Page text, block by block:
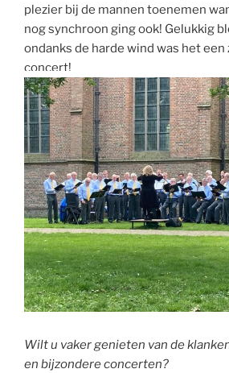
plezier bij de mannen toenemen
nog synchroon ging ook! Gelukkig
ondanks de harde wind was het
concert!
Wilt u vaker genieten van de
en bijzondere concerten?